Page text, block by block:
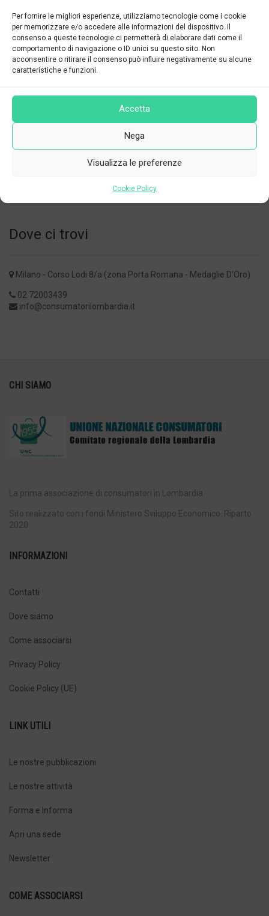
Per fornire le migliori esperienze, utilizziamo tecnologie come i cookie
per memorizzare e/o accedere alle informazioni del dispositivo. Il
consenso a queste tecnologie ci permetterà di elaborare dati come il
comportamento di navigazione o ID unici su questo sito. Non
acconsentire o ritirare il consenso può influire negativamente su alcune
caratteristiche e funzioni.
Accetta
Nega
Visualizza le preferenze
Cookie Policy
Ultimi Articoli
GARANTE DELLE PERSONE CON
DISABILITA’: “La transizione digitale sia
FASCICOLO SANITARIO ELETTRONICO:
Dove ci trovi
Milano - Corso Lodi 8/a (zona Porta Romana - Medaglie D'Oro)
02 72003439
info@consumatorilombardia.it
CHI SIAMO
La prima associazione di consumatori in Lombardia
Sito realizzato con i fondi Ministero Sviluppo Economico. Riparto
2020.
INFORMAZIONI
Contatti
Dove siamo
Come associarsi
Privacy Policy
Cookie Policy (UE)
LINK UTILI
Le nostre pubblicazioni
Le nostre attività
Forma e Informa
Apri una sede
Newsletter
COME ASSOCIARSI